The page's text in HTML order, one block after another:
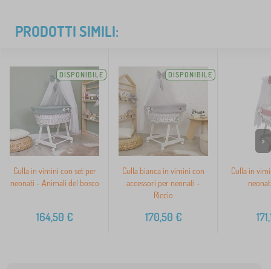
PRODOTTI SIMILI:
DISPONIBILE
Culla in vimini con set per
neonati - Animali del bosco
164,50 €
DISPONIBILE
Culla bianca in vimini con
accessori per neonati -
Riccio
170,50 €
Culla in
>